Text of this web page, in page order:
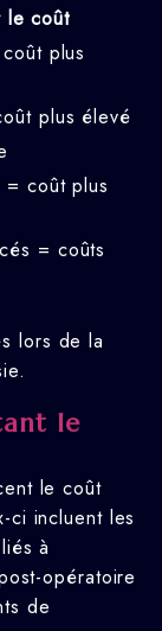
le coût
plus
plus élevé
coût plus
= coûts
lors de la
le
le coût
ci incluent les
à
opératoire
de